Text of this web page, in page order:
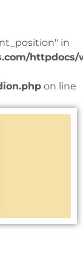
in
httpdocs/
on line